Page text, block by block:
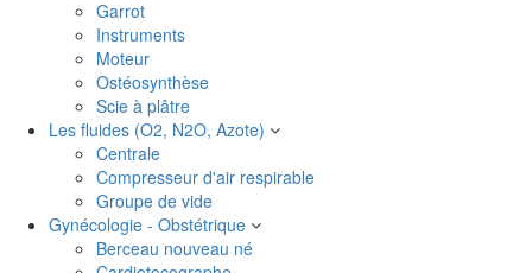
Garrot
Instruments
Moteur
Ostéosynthèse
Scie à plâtre
Les fluides (O2, N2O, Azote)
Centrale
Compresseur d'air respirable
Groupe de vide
Gynécologie - Obstétrique
Berceau nouveau né